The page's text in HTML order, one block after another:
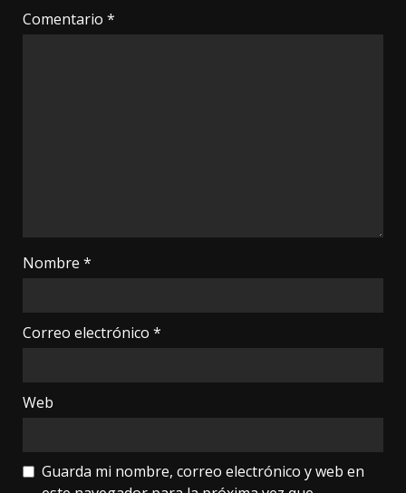
Comentario *
Nombre *
Correo electrónico *
Web
Guarda mi nombre, correo electrónico y web en